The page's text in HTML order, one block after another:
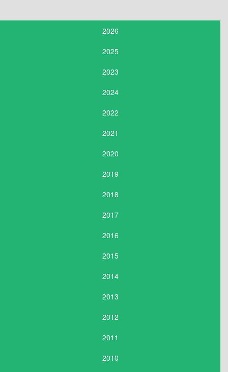
2026
2025
2023
2024
2022
2021
2020
2019
2018
2017
2016
2015
2014
2013
2012
2011
2010